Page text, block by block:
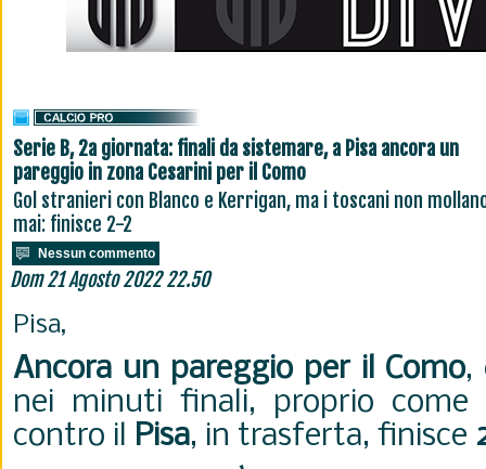
Serie B, 2a giornata: finali da sistemare, a Pisa ancora un
pareggio in zona Cesarini per il Como
Gol stranieri con Blanco e Kerrigan, ma i toscani non
mai: finisce 2-2
Nessun commento
Dom 21 Agosto 2022 22.50
Pisa,
Ancora un pareggio per il Como,
nei minuti finali, proprio come
contro il Pisa, in trasferta, finisce